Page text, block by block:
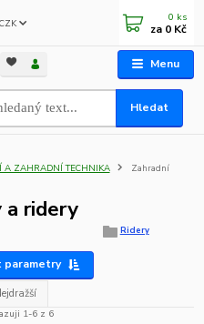
Menu
CZK
Hledat
0 ks
za 0 Kč
A ZAHRADNÍ TECHNIKA
Zahradní
a ridery
Ridery
parametry
1-6 z 6